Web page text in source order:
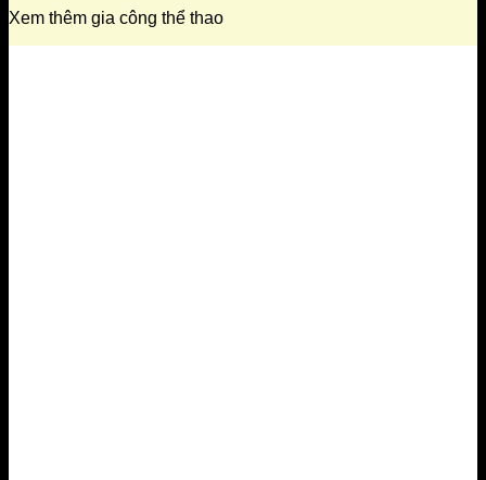
Xem thêm gia công thể thao